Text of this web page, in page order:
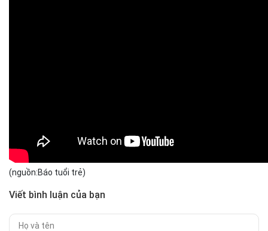
(nguồn:Báo tuổi trẻ)
Viết bình luận của bạn